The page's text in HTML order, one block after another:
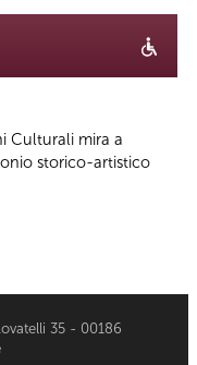
Culturali mira a
storico-artistico
35 - 00186